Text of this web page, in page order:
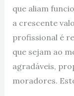
que aliam
a crescente
profissional é
que sejam ao
agradáveis,
moradores.